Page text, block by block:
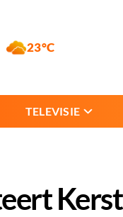
23°C
TELEVISIE